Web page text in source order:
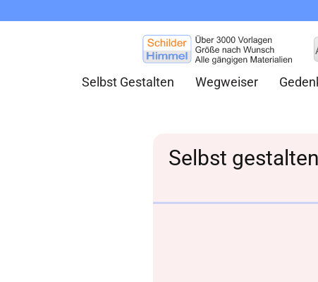
Selbst Gestalten Wegweiser
Selbst